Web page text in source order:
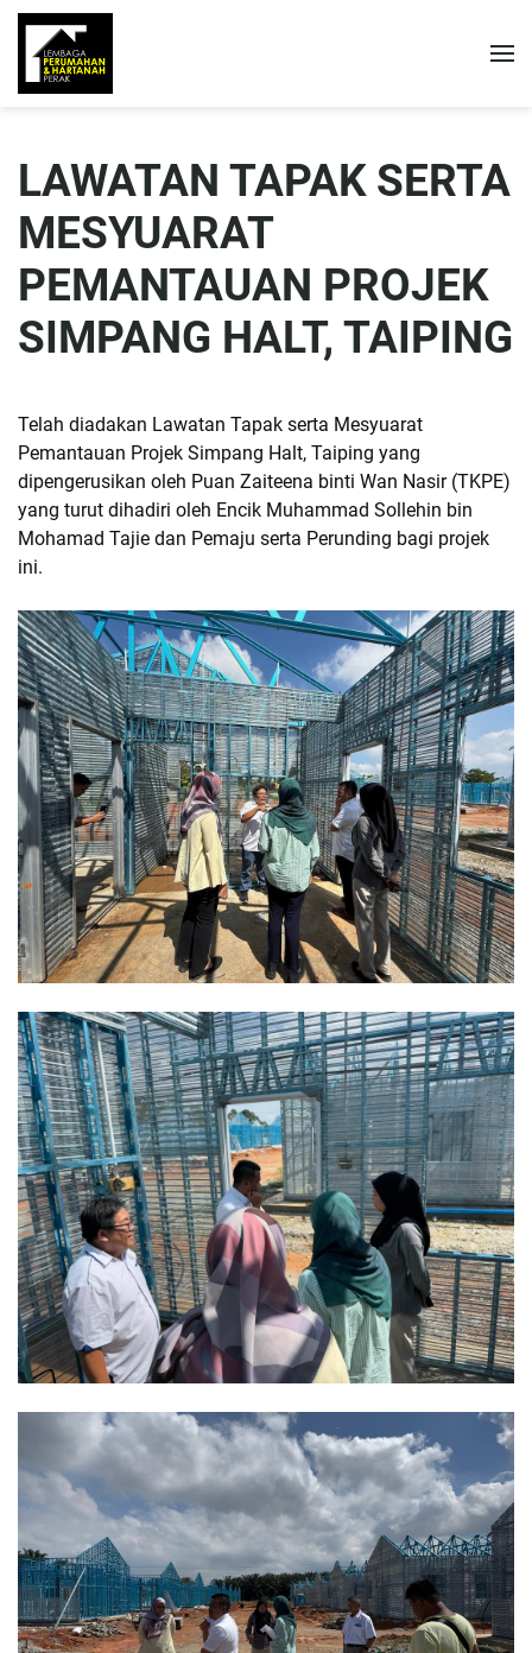
LAWATAN TAPAK SERTA
MESYUARAT
PEMANTAUAN PROJEK
SIMPANG HALT, TAIPING
Telah diadakan Lawatan Tapak serta Mesyuarat
Pemantauan Projek Simpang Halt, Taiping yang
dipengerusikan oleh Puan Zaiteena binti Wan Nasir (TKPE)
yang turut dihadiri oleh Encik Muhammad Sollehin bin
Mohamad Tajie dan Pemaju serta Perunding bagi projek
ini.